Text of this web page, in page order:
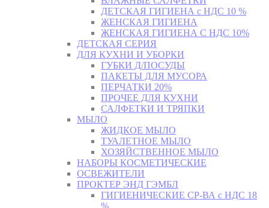
ДЕТСКАЯ ГИГИЕНА с НДС 10 %
ЖЕНСКАЯ ГИГИЕНА
ЖЕНСКАЯ ГИГИЕНА С НДС 10%
ДЕТСКАЯ СЕРИЯ
ДЛЯ КУХНИ И УБОРКИ
ГУБКИ Д/ПОСУДЫ
ПАКЕТЫ ДЛЯ МУСОРА
ПЕРЧАТКИ 20%
ПРОЧЕЕ ДЛЯ КУХНИ
САЛФЕТКИ И ТРЯПКИ
МЫЛО
ЖИДКОЕ МЫЛО
ТУАЛЕТНОЕ МЫЛО
ХОЗЯЙСТВЕННОЕ МЫЛО
НАБОРЫ КОСМЕТИЧЕСКИЕ
ОСВЕЖИТЕЛИ
ПРОКТЕР ЭНД ГЭМБЛ
ГИГИЕНИЧЕСКИЕ СР-ВА с НДС 18